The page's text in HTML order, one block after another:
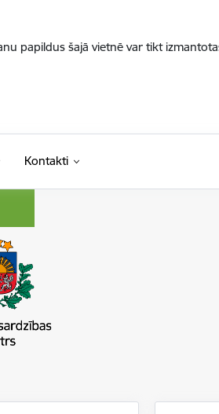
papildus šajā vietnē var tikt
Kontakti